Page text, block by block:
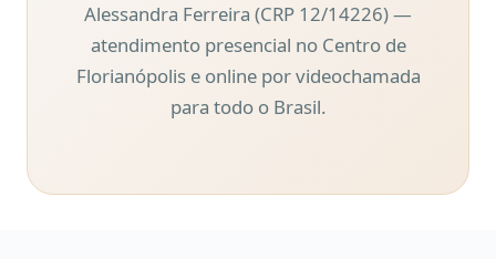
Alessandra Ferreira (CRP 12/14226) —
atendimento presencial no Centro de
Florianópolis e online por videochamada
para todo o Brasil.